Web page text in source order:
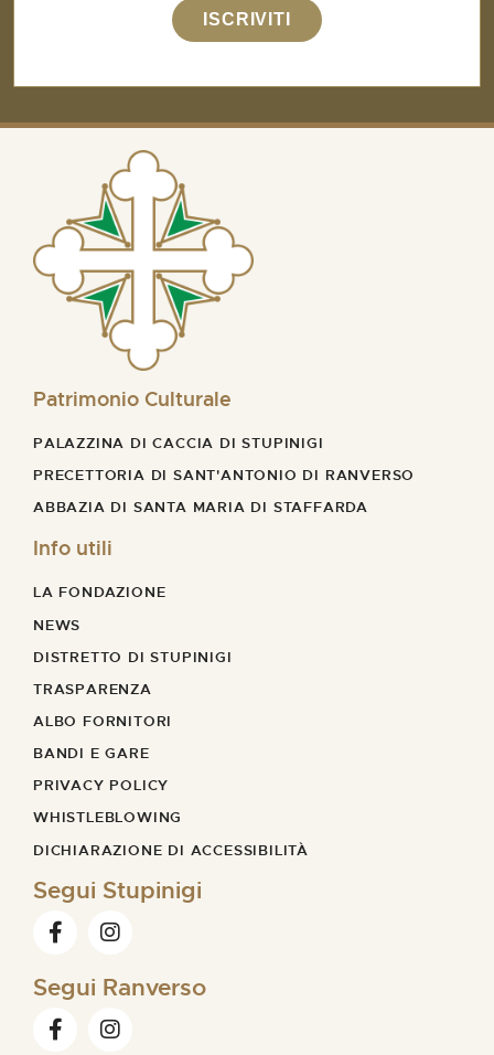
ISCRIVITI
Patrimonio Culturale
PALAZZINA DI CACCIA DI STUPINIGI
PRECETTORIA DI SANT'ANTONIO DI RANVERSO
ABBAZIA DI SANTA MARIA DI STAFFARDA
Info utili
LA FONDAZIONE
NEWS
DISTRETTO DI STUPINIGI
TRASPARENZA
ALBO FORNITORI
BANDI E GARE
PRIVACY POLICY
WHISTLEBLOWING
DICHIARAZIONE DI ACCESSIBILITÀ
Segui Stupinigi
Segui Ranverso